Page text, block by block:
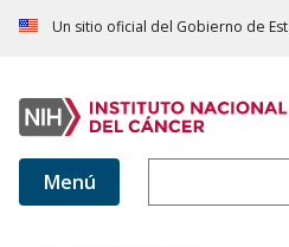
Un sitio oficial del Gobierno de
Menú